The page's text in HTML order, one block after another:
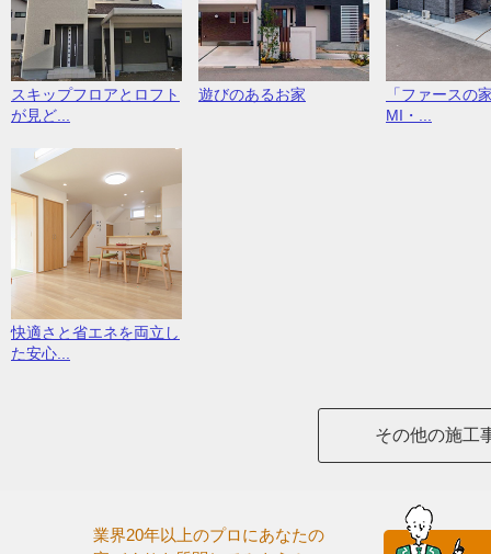
スキップフロアとロフト
が見ど...
遊びのあるお家
「ファースの
MI・...
快適さと省エネを両立し
た安心...
その他の施工
業界20年以上のプロにあなたの